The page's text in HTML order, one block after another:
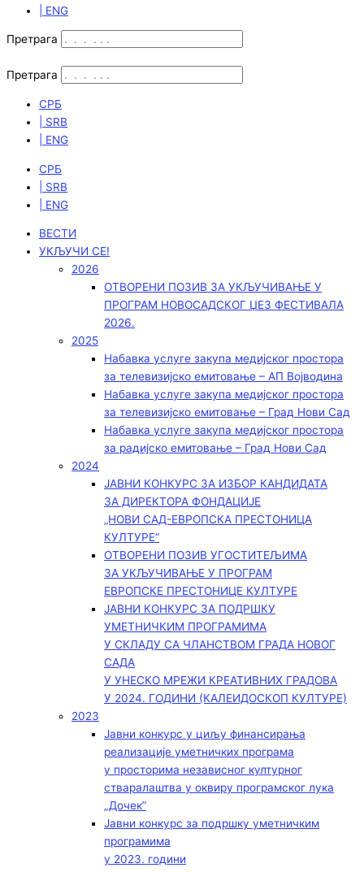
| ENG
Претрага
Претрага
СРБ
| SRB
| ENG
СРБ
| SRB
| ENG
ВЕСТИ
УКЉУЧИ СЕ!
2026
ОТВОРЕНИ ПОЗИВ ЗА УКЉУЧИВАЊЕ У
ПРОГРАМ НОВОСАДСКОГ ЏЕЗ ФЕСТИВАЛА
2026.
2025
Набавка услуге закупа медијског простора
за телевизијско емитовање – АП Војводинa
Набавка услуге закупа медијског простора
за телевизијско емитовање – Град Нови Сад
Набавка услуге закупа медијског простора
за радијско емитовање – Град Нови Сад
2024
ЈАВНИ КОНКУРС ЗА ИЗБОР КАНДИДАТА
ЗА ДИРЕКТОРА ФОНДАЦИЈЕ
„НОВИ САД-ЕВРОПСКА ПРЕСТОНИЦА
КУЛТУРЕ“
ОТВОРЕНИ ПОЗИВ УГОСТИТЕЉИМА
ЗА УКЉУЧИВАЊЕ У ПРОГРАМ
ЕВРОПСКЕ ПРЕСТОНИЦЕ КУЛТУРЕ
ЈАВНИ КОНКУРС ЗА ПОДРШКУ
УМЕТНИЧКИМ ПРОГРАМИМА
У СКЛАДУ СА ЧЛАНСТВОМ ГРАДА НОВОГ
САДА
У УНЕСКО МРЕЖИ КРЕАТИВНИХ ГРАДОВА
У 2024. ГОДИНИ (КАЛЕИДОСКОП КУЛТУРЕ)
2023
Јавни конкурс у циљу финансирања
реализације уметничких програма
у просторима независног културног
стваралаштва у оквиру програмског лука
„Дочек”
Јавни конкурс за подршку уметничким
програмима
у 2023. години